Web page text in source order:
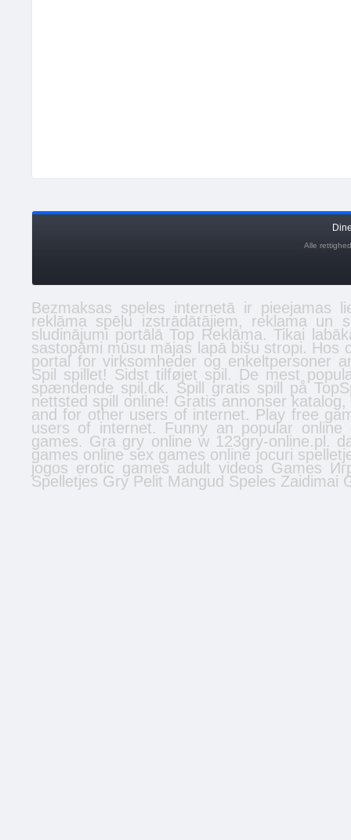
Alle
Bezmaksas speles internetā ir pieejamas
reklāma spēļu izstrādātājiem, reklama un
sludinājumi portālā Top Reklāma. Tikai
sastopāmi mūsu mājas lapā bišu stropi. Hos
portal for virksomheder og enkeltpersoner
Spil spillet! Sidst tilføjet spil . De mest
spændende spil.dk. Spill gratis spill på
nettsted spill online! Gratis annonser katalog,
and for other users of internet. Play free
users of internet. Funny an popular
games. Gra gry online w 123gry-online.pl.
games online sex games online jocuri
jogos erotic games adult videos Games
Spelletjes Gry Pelit Mangud Speles Zaidimai